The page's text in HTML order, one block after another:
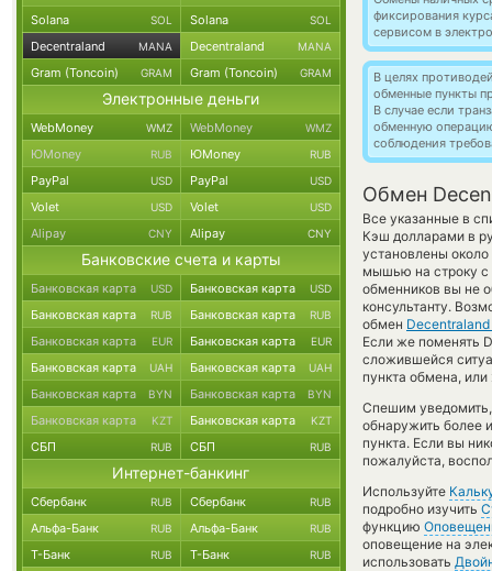
фиксирования
сервисом в
В целях
обменные пункты
В случае если
обменную
соблюдения
Обмен
Все указанные в
Кэш долларами в
установлены около
мышью на строку с
обменников вы не
консультанту.
обмен
Если же поменять
сложившейся
пункта обмена,
Спешим
обнаружить более
пункта. Если вы
пожалуйста,
Используйте
подробно изучить
функцию
оповещение на
использовать
Solana SOL Solana SOL
Decentraland MANA Decentraland MANA
Gram (Toncoin) GRAM Gram (Toncoin) GRAM
Электронные деньги
WebMoney WMZ WebMoney WMZ
ЮMoney RUB ЮMoney RUB
PayPal USD PayPal USD
Volet USD Volet USD
Alipay CNY Alipay CNY
Банковские счета и карты
Банковская карта USD Банковская карта USD
Банковская карта RUB Банковская карта RUB
Банковская карта EUR Банковская карта EUR
Банковская карта UAH Банковская карта UAH
Банковская карта BYN Банковская карта BYN
Банковская карта KZT Банковская карта KZT
СБП RUB СБП RUB
Интернет-банкинг
Сбербанк RUB Сбербанк RUB
Альфа-Банк RUB Альфа-Банк RUB
Т-Банк RUB Т-Банк RUB